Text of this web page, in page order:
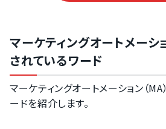
マーケティングオートメーシ
されているワード
マーケティングオートメーション（
ードを紹介します。